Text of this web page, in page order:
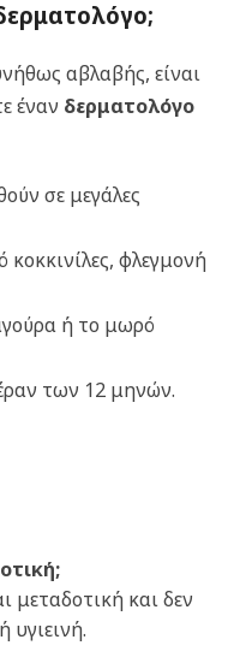
αβλαβής, είναι
έναν δερματολόγο
σε μεγάλες
κοκκινίλες, φλεγμονή
ή το μωρό
των 12 μηνών.
μεταδοτική και δεν
υγιεινή.